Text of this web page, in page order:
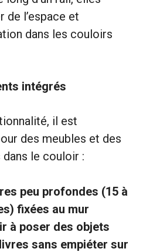
l’espace et
dans les couloirs
intégrés
il est
des meubles et des
le couloir :
peu profondes (15 à
fixées au mur
à poser des objets
sans empiéter sur